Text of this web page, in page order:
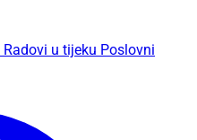
Radovi u tijeku Poslovni